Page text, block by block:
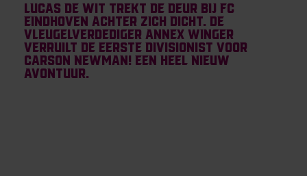
Lucas de Wit trekt de deur bij FC
Eindhoven achter zich dicht. De
vleugelverdediger annex winger
verruilt de eerste divisionist voor
Carson Newman! Een heel nieuw
avontuur.